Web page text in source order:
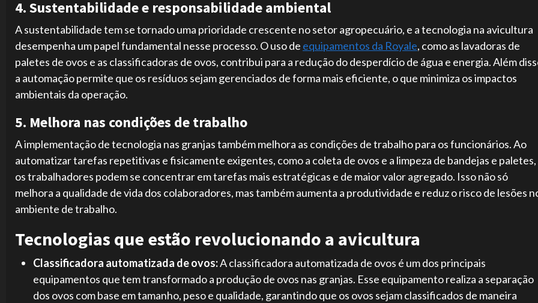
4. Sustentabilidade e responsabilidade ambiental
A sustentabilidade tem se tornado uma prioridade crescente no setor agropecuário, e a tecnologia na avicultura
desempenha um papel fundamental nesse processo. O uso de equipamentos da Royale, como as lavadoras de
paletes de ovos e as classificadoras de ovos, contribui para a redução do desperdício de água e energia. Além
a automação permite que os resíduos sejam gerenciados de forma mais eficiente, o que minimiza os impactos
ambientais da operação.
5. Melhora nas condições de trabalho
A implementação de tecnologia nas granjas também melhora as condições de trabalho para os funcionários. Ao
automatizar tarefas repetitivas e fisicamente exigentes, como a coleta de ovos e a limpeza de bandejas e paletes,
os trabalhadores podem se concentrar em tarefas mais estratégicas e de maior valor agregado. Isso não só
melhora a qualidade de vida dos colaboradores, mas também aumenta a produtividade e reduz o risco de lesões
ambiente de trabalho.
Tecnologias que estão revolucionando a avicultura
Classificadora automatizada de ovos:A classificadora automatizada de ovos é um dos principais
equipamentos que tem transformado a produção de ovos nas granjas. Esse equipamento realiza a separação
dos ovos com base em tamanho, peso e qualidade, garantindo que os ovos sejam classificados de maneira